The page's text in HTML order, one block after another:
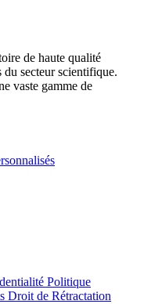
de haute qualité
du secteur scientifique.
vaste gamme de
Politique
Droit de Rétractation